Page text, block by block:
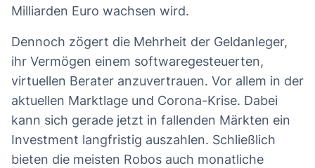
Milliarden Euro wachsen wird.
Dennoch zögert die Mehrheit der Geldanleger,
ihr Vermögen einem softwaregesteuerten,
virtuellen Berater anzuvertrauen. Vor allem in der
aktuellen Marktlage und Corona-Krise. Dabei
kann sich gerade jetzt in fallenden Märkten ein
Investment langfristig auszahlen. Schließlich
bieten die meisten Robos auch monatliche